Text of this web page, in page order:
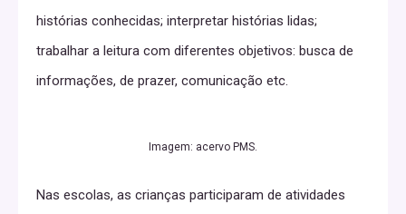
histórias conhecidas; interpretar histórias lidas;
trabalhar a leitura com diferentes objetivos: busca de
informações, de prazer, comunicação etc.
Imagem: acervo PMS.
Nas escolas, as crianças participaram de atividades